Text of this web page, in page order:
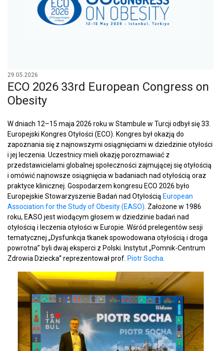
29.05.2026
ECO 2026 33rd European Congress on
Obesity
W dniach 12–15 maja 2026 roku w Stambule w Turcji odbył się 33.
Europejski Kongres Otyłości (ECO). Kongres był okazją do
zapoznania się z najnowszymi osiągnięciami w dziedzinie otyłości
i jej leczenia. Uczestnicy mieli okazję porozmawiać z
przedstawicielami globalnej społeczności zajmującej się otyłością
i omówić najnowsze osiągnięcia w badaniach nad otyłością oraz
praktyce klinicznej. Gospodarzem kongresu ECO 2026 było
Europejskie Stowarzyszenie Badań nad Otyłością European
Association for the Study of Obesity (EASO). Założone w 1986
roku, EASO jest wiodącym głosem w dziedzinie badań nad
otyłością i leczenia otyłości w Europie. Wśród prelegentów sesji
tematycznej „Dysfunkcja tkanek spowodowana otyłością i droga
powrotna” byli dwaj eksperci z Polski. Instytut „Pomnik-Centrum
Zdrowia Dziecka” reprezentował prof. Piotr Socha.